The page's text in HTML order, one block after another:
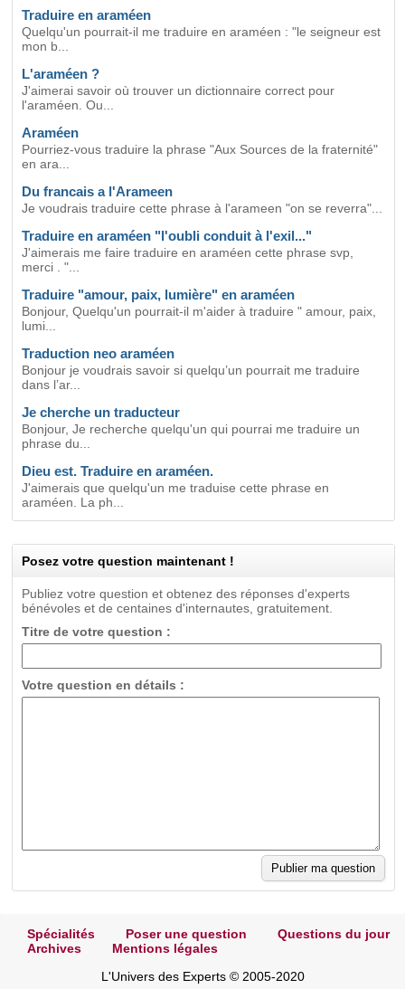
Traduire en araméen
Quelqu'un pourrait-il me traduire en araméen : "le seigneur est
mon b...
L'araméen ?
J'aimerai savoir où trouver un dictionnaire correct pour
l'araméen. Ou...
Araméen
Pourriez-vous traduire la phrase "Aux Sources de la fraternité"
en ara...
Du francais a l'Arameen
Je voudrais traduire cette phrase à l'arameen "on se reverra"...
Traduire en araméen "l'oubli conduit à l'exil..."
J'aimerais me faire traduire en araméen cette phrase svp,
merci . "...
Traduire "amour, paix, lumière" en araméen
Bonjour, Quelqu'un pourrait-il m'aider à traduire " amour, paix,
lumi...
Traduction neo araméen
Bonjour je voudrais savoir si quelqu’un pourrait me traduire
dans l’ar...
Je cherche un traducteur
Bonjour, Je recherche quelqu'un qui pourrai me traduire un
phrase du...
Dieu est. Traduire en araméen.
J'aimerais que quelqu'un me traduise cette phrase en
araméen. La ph...
Posez votre question maintenant !
Publiez votre question et obtenez des réponses d'experts
bénévoles et de centaines d'internautes, gratuitement.
Titre de votre question :
Votre question en détails :
Spécialités Poser une question
Questions du jour
Archives
Mentions légales
L'Univers des Experts © 2005-2020